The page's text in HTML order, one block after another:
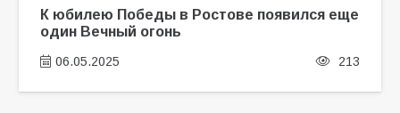
К юбилею Победы в Ростове появился еще
один Вечный огонь
06.05.2025 213